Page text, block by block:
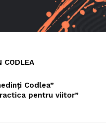
CODLEA
Codlea”
pentru viitor”